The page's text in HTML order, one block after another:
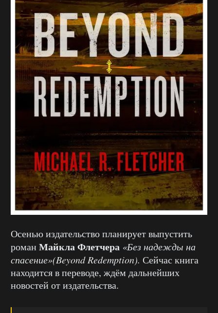
Осенью издательство планирует выпустить
роман Майкла Флетчера «Без надежды на
спасение»(Beyond Redemption). Сейчас книга
находится в переводе, ждём дальнейших
новостей от издательства.